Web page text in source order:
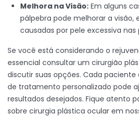
Melhora na Visão: Em alguns
pálpebra pode melhorar a visão,
causadas por pele excessiva nas
Se você está considerando o
essencial consultar um cirurgião
discutir suas opções. Cada paciente
de tratamento personalizado pode
resultados desejados. Fique atento
sobre cirurgia plástica ocular em